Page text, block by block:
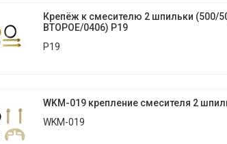
Крепёж к смесителю 2 шпильки (500/
ВТОРОЕ/0406) Р19
Р19
WKM-019 крепление смесителя 2
WKM-019